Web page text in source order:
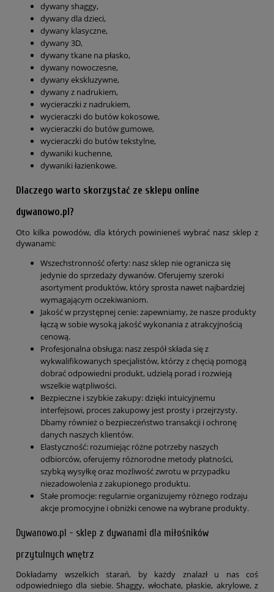
dywany shaggy,
dywany dla dzieci,
dywany klasyczne,
dywany 3D,
dywany tkane na płasko,
dywany nowoczesne,
dywany ekskluzywne,
dywany z nadrukiem,
wycieraczki z nadrukiem,
wycieraczki do butów kokosowe,
wycieraczki do butów gumowe,
wycieraczki do butów tekstylne,
dywaniki kuchenne,
dywaniki łazienkowe.
Dlaczego warto skorzystać ze sklepu online
dywanowo.pl?
Oto kilka powodów, dla których powinieneś wybrać nasz sklep z
dywanami:
Wszechstronność oferty: nasz sklep nie ogranicza się
jedynie do sprzedaży dywanów. Oferujemy szeroki
asortyment produktów, który sprosta nawet najbardziej
wymagającym oczekiwaniom.
Jakość w przystępnej cenie: zapewniamy, że nasze produkty
łączą w sobie wysoką jakość wykonania z atrakcyjnością
cenową.
Profesjonalna obsługa: nasz zespół składa się z
wykwalifikowanych specjalistów, którzy z chęcią pomogą
dobrać odpowiedni produkt, udzielą porad i rozwieją
wszelkie wątpliwości.
Bezpieczne i szybkie zakupy: dzięki intuicyjnemu
interfejsowi, proces zakupowy jest prosty i przejrzysty.
Dbamy również o bezpieczeństwo transakcji i ochronę
danych naszych klientów.
Elastyczność: rozumiejąc różne potrzeby naszych
odbiorców, oferujemy różnorodne metody płatności,
szybką wysyłkę oraz możliwość zwrotu w przypadku
niezadowolenia z zakupionego produktu.
Stałe promocje: regularnie organizujemy różnego rodzaju
akcje promocyjne i obniżki cenowe na wybrane produkty.
Dywanowo.pl - sklep z dywanami dla miłośników
przytulnych wnętrz
Dokładamy wszelkich starań, by każdy znalazł u nas coś
odpowiedniego dla siebie. Shaggy, włochate, płaskie, akrylowe, z